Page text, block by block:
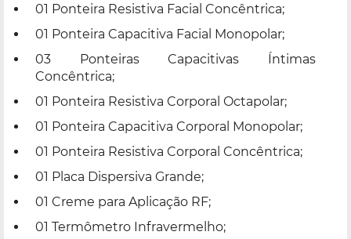
01 Ponteira Resistiva Facial Concêntrica;
01 Ponteira Capacitiva Facial Monopolar;
03 Ponteiras Capacitivas Íntimas
Concêntrica;
01 Ponteira Resistiva Corporal Octapolar;
01 Ponteira Capacitiva Corporal Monopolar;
01 Ponteira Resistiva Corporal Concêntrica;
01 Placa Dispersiva Grande;
01 Creme para Aplicação RF;
01 Termômetro Infravermelho;